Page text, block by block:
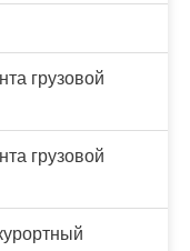
грузовой
грузовой